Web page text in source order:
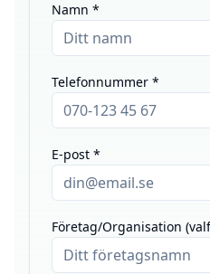
Namn *
Telefonnummer *
E-post *
Företag/Organisation